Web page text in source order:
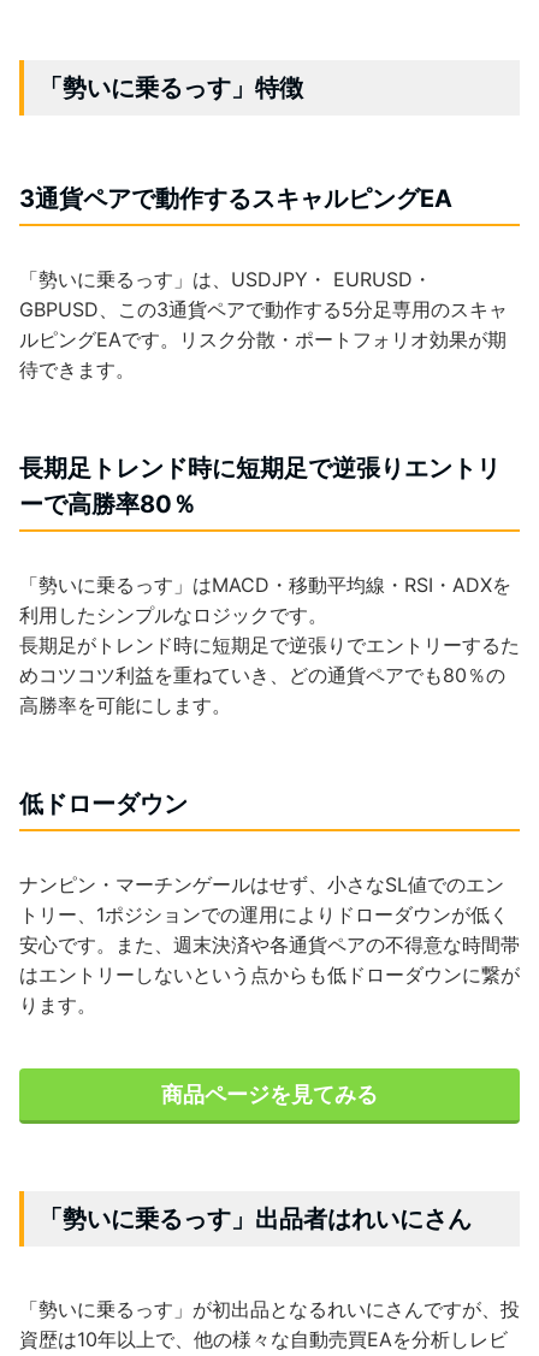
「勢いに乗るっす」特徴
3通貨ペアで動作するスキャルピングEA
「勢いに乗るっす」は、USDJPY・ EURUSD・
GBPUSD、この3通貨ペアで動作する5分足専用のスキャ
ルピングEAです。リスク分散・ポートフォリオ効果が期
待できます。
長期足トレンド時に短期足で逆張りエントリ
ーで高勝率80％
「勢いに乗るっす」はMACD・移動平均線・RSI・ADXを
利用したシンプルなロジックです。
長期足がトレンド時に短期足で逆張りでエントリーするた
めコツコツ利益を重ねていき、どの通貨ペアでも80％の
高勝率を可能にします。
低ドローダウン
ナンピン・マーチンゲールはせず、小さなSL値でのエン
トリー、1ポジションでの運用によりドローダウンが低く
安心です。また、週末決済や各通貨ペアの不得意な時間帯
はエントリーしないという点からも低ドローダウンに繋が
ります。
商品ページを見てみる
「勢いに乗るっす」出品者はれいにさん
「勢いに乗るっす」が初出品となるれいにさんですが、投
資歴は10年以上で、他の様々な自動売買EAを分析しレビ